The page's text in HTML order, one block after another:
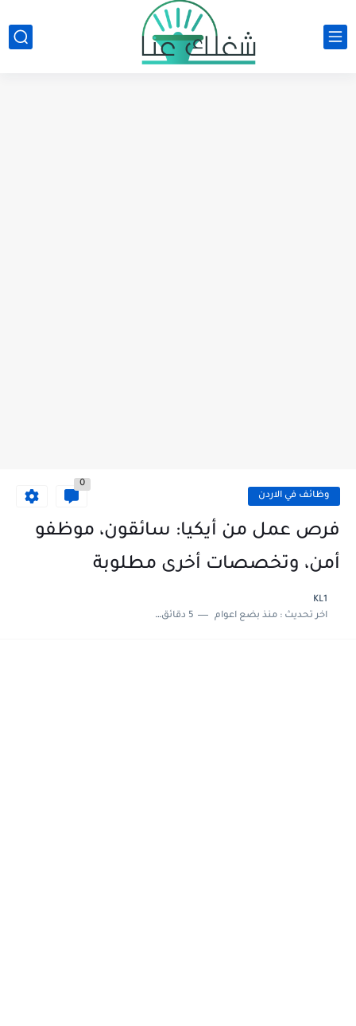
وظائف في الاردن
0
فرص عمل من أيكيا: سائقون، موظفو
أمن، وتخصصات أخرى مطلوبة
KL1
اخر تحديث :منذ بضع اعوام 5 دقائق للقراءة